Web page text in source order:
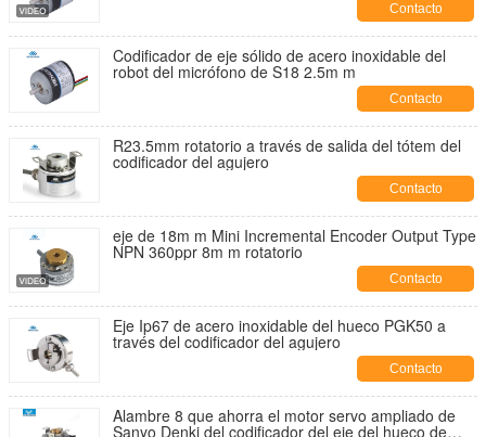
Contacto
Codificador de eje sólido de acero inoxidable del
robot del micrófono de S18 2.5m m
Contacto
R23.5mm rotatorio a través de salida del tótem del
codificador del agujero
Contacto
eje de 18m m Mini Incremental Encoder Output Type
NPN 360ppr 8m m rotatorio
Contacto
Eje Ip67 de acero inoxidable del hueco PGK50 a
través del codificador del agujero
Contacto
Alambre 8 que ahorra el motor servo ampliado de
Sanyo Denki del codificador del eje del hueco de